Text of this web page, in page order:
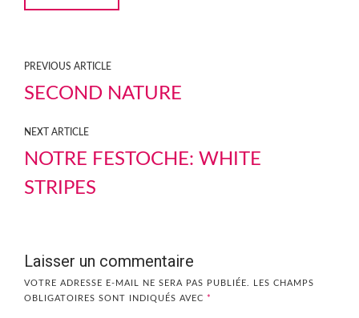
PREVIOUS ARTICLE
SECOND NATURE
NEXT ARTICLE
NOTRE FESTOCHE: WHITE
STRIPES
Laisser un commentaire
VOTRE ADRESSE E-MAIL NE SERA PAS PUBLIÉE.
LES CHAMPS
OBLIGATOIRES SONT INDIQUÉS AVEC *